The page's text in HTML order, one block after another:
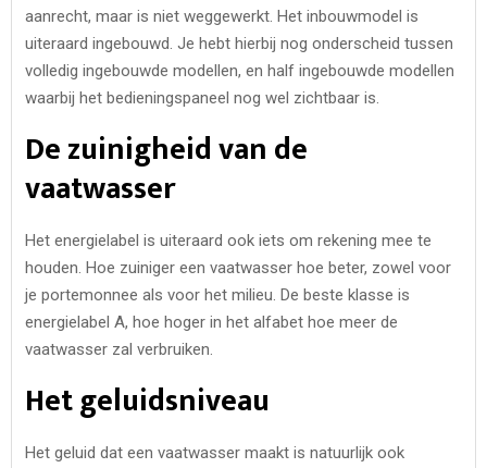
aanrecht, maar is niet weggewerkt. Het inbouwmodel is
uiteraard ingebouwd. Je hebt hierbij nog onderscheid tussen
volledig ingebouwde modellen, en half ingebouwde modellen
waarbij het bedieningspaneel nog wel zichtbaar is.
De zuinigheid van de
vaatwasser
Het energielabel is uiteraard ook iets om rekening mee te
houden. Hoe zuiniger een vaatwasser hoe beter, zowel voor
je portemonnee als voor het milieu. De beste klasse is
energielabel A, hoe hoger in het alfabet hoe meer de
vaatwasser zal verbruiken.
Het geluidsniveau
Het geluid dat een vaatwasser maakt is natuurlijk ook